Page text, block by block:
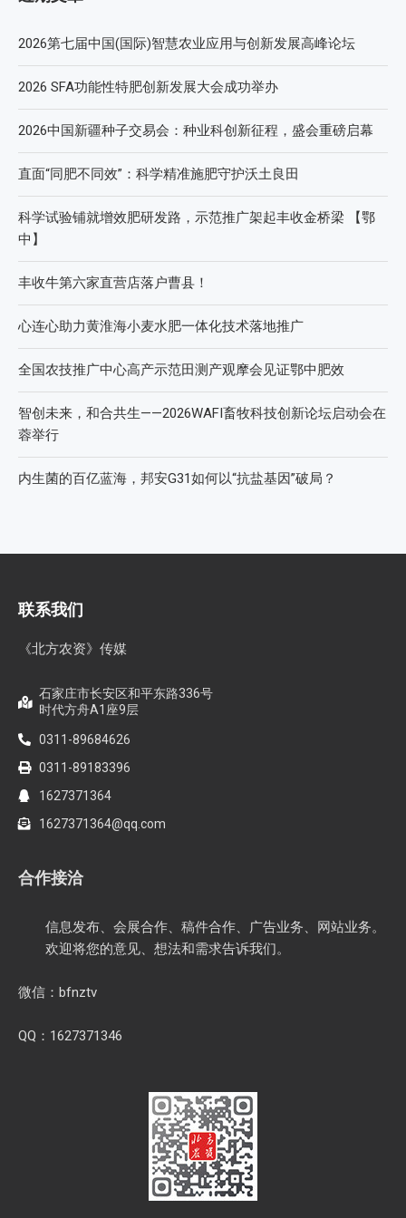
2026第七届中国(国际)智慧农业应用与创新发展高峰论坛
2026 SFA功能性特肥创新发展大会成功举办
2026中国新疆种子交易会：种业科创新征程，盛会重磅启幕
直面“同肥不同效”：科学精准施肥守护沃土良田
科学试验铺就增效肥研发路，示范推广架起丰收金桥梁 【鄂
中】
丰收牛第六家直营店落户曹县！
心连心助力黄淮海小麦水肥一体化技术落地推广
全国农技推广中心高产示范田测产观摩会见证鄂中肥效
智创未来，和合共生——2026WAFI畜牧科技创新论坛启动会在
蓉举行
内生菌的百亿蓝海，邦安G31如何以“抗盐基因”破局？
联系我们
《北方农资》传媒
石家庄市长安区和平东路336号
时代方舟A1座9层
0311-89684626
0311-89183396
1627371364
1627371364@qq.com
合作接洽
信息发布、会展合作、稿件合作、广告业务、网站业务。
欢迎将您的意见、想法和需求告诉我们。
微信：bfnztv
QQ：1627371346